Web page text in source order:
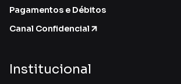
Pagamentos e Débitos
Canal Confidencial
Institucional